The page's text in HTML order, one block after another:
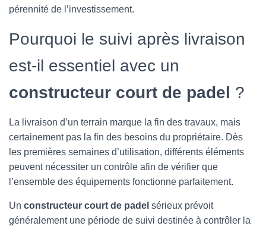
pérennité de l’investissement.
Pourquoi le suivi après livraison
est-il essentiel avec un
constructeur court de padel ?
La livraison d’un terrain marque la fin des travaux, mais
certainement pas la fin des besoins du propriétaire. Dès
les premières semaines d’utilisation, différents éléments
peuvent nécessiter un contrôle afin de vérifier que
l’ensemble des équipements fonctionne parfaitement.
Un constructeur court de padel sérieux prévoit
généralement une période de suivi destinée à contrôler la